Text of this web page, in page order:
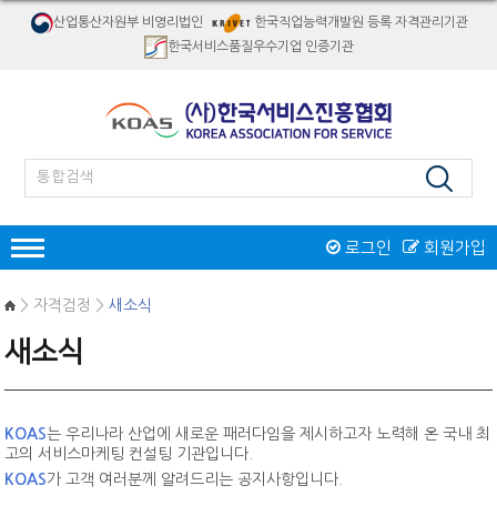
산업통산자원부 비영리법인
한국직업능력개발원 등록 자격관리기관
한국서비스품질우수기업 인증기관
회원가입
로그인
한국서비스품질우수기업인증
인증 신청접수
인증마크
서비스품질우수상
서비스품질우수상 소개
절차 및 접수안내
역대수상 업체
자격검정
자격종목소개
병원서비스코디네이터
시험일정/장소
교육
오프라인교육
> 자격검정 >새소식
새소식
KOAS는 우리나라 산업에 새로운 패러다임을 제시하고자 노력해 온 국내 최
고의 서비스마케팅 컨설팅 기관입니다.
KOAS가 고객 여러분께 알려드리는 공지사항입니다.